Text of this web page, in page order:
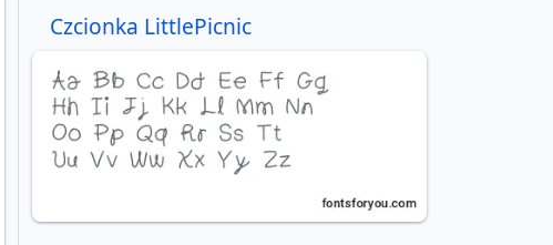
Czcionka LittlePicnic